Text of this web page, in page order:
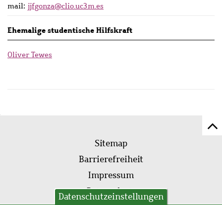
mail: jjfgonza@clio.uc3m.es
Ehemalige studentische Hilfskraft
Oliver Tewes
Fußleistenmenü
Sitemap
Barrierefreiheit
Impressum
Datenschutz
Datenschutzeinstellungen